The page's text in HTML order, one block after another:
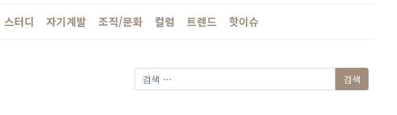
스터디 자기계발 조직/문화 컬럼 트렌드 핫이슈